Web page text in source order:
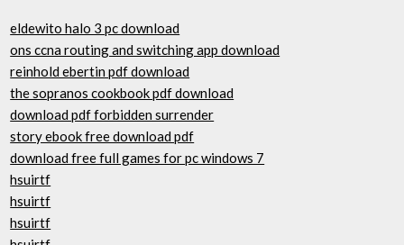
eldewito halo 3 pc download
ons ccna routing and switching app download
reinhold ebertin pdf download
the sopranos cookbook pdf download
download pdf forbidden surrender
story ebook free download pdf
download free full games for pc windows 7
hsuirtf
hsuirtf
hsuirtf